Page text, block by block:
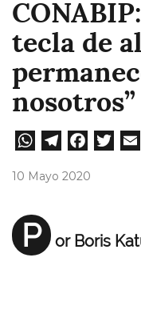
tecla de
nosotros”
W
A
pp
Te
m
Fa
10 Mayo 2020
P or Boris